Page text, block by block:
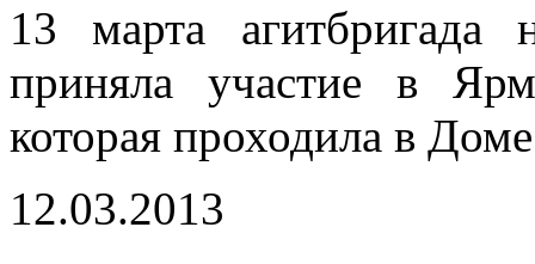
13 марта агитбригада
приняла участие в
которая проходила в
12.03.2013